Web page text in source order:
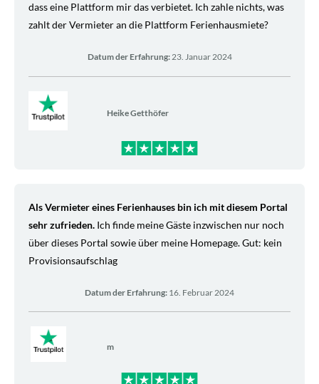
dass eine Plattform mir das verbietet. Ich zahle nichts, was
zahlt der Vermieter an die Plattform Ferienhausmiete?
Datum der Erfahrung:23. Januar 2024
Heike Getthöfer
Als Vermieter eines Ferienhauses bin ich mit diesem Portal
sehr zufrieden. Ich finde meine Gäste inzwischen nur noch
über dieses Portal sowie über meine Homepage. Gut: kein
Provisionsaufschlag
Datum der Erfahrung: 16. Februar 2024
m